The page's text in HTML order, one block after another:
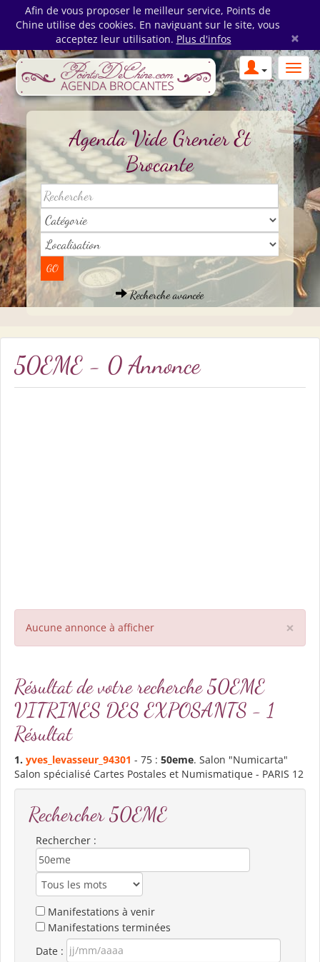
Afin de vous proposer le meilleur service, Points de
Chine utilise des cookies. En naviguant sur le site, vous
acceptez leur utilisation. Plus d'infos ×
Agenda Vide Grenier Et
Brocante
Recherche avancée
50EME - 0 Annonce
×
Aucune annonce à afficher
Résultat de votre recherche 50EME
VITRINES DES EXPOSANTS - 1
Résultat
1. yves_levasseur_94301 - 75 : 50eme. Salon "Numicarta"
Salon spécialisé Cartes Postales et Numismatique - PARIS 12
Rechercher 50EME
Rechercher :
Manifestations à venir
Manifestations terminées
Date :